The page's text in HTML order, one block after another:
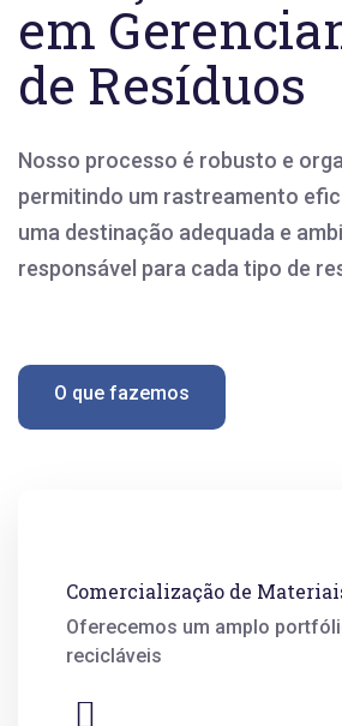
em
de Resíduos
Nosso processo é robusto e
permitindo um rastreamento
uma destinação adequada e
responsável para cada tipo de
O que fazemos
Comercialização de
Oferecemos um amplo
recicláveis